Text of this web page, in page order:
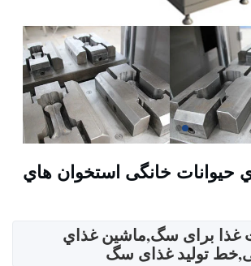
حيوانات خانگی استخوان هاي
غذا برای سگ,ماشين غذاي
تولید غذای سگ